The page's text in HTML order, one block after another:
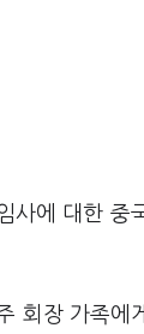
사에 대한 중
회장 가족에